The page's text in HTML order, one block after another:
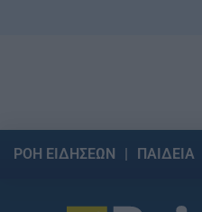
ΡΟΗ ΕΙΔΗΣΕΩΝ ΠΑΙΔΕΙΑ